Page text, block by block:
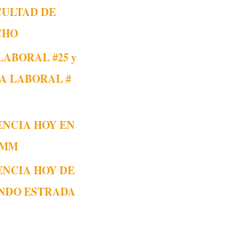
DE
#25 y
LABORAL #
HOY EN
HOY DE
ESTRADA